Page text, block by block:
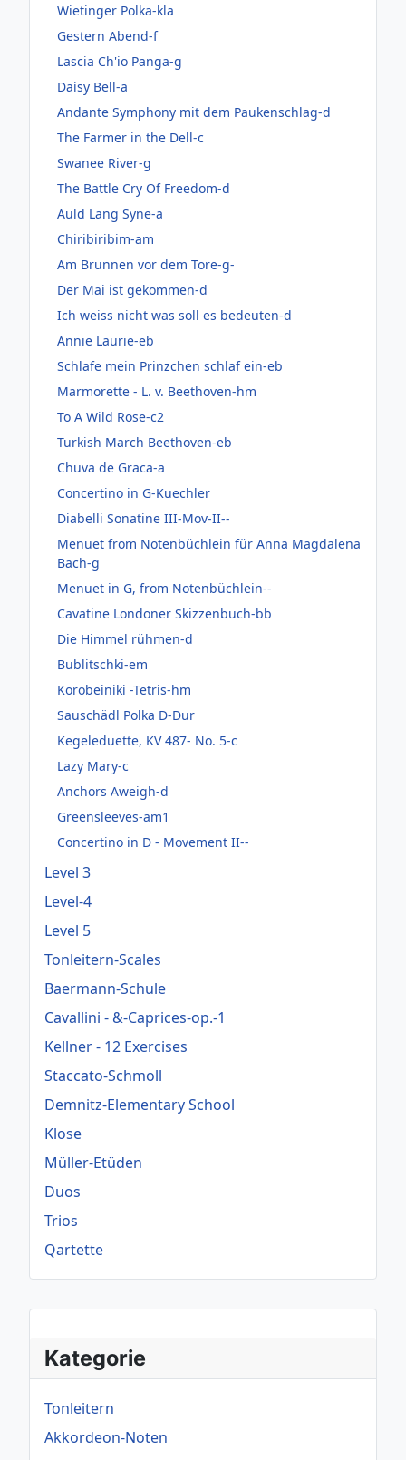
Kategorie
Tonleitern
Akkordeon-Noten
Wietinger Polka-kla
Gestern Abend-f
Lascia Ch'io Panga-g
Daisy Bell-a
Andante Symphony mit dem Paukenschlag-d
The Farmer in the Dell-c
Swanee River-g
The Battle Cry Of Freedom-d
Auld Lang Syne-a
Chiribiribim-am
Am Brunnen vor dem Tore-g-
Der Mai ist gekommen-d
Ich weiss nicht was soll es bedeuten-d
Annie Laurie-eb
Schlafe mein Prinzchen schlaf ein-eb
Marmorette - L. v. Beethoven-hm
To A Wild Rose-c2
Turkish March Beethoven-eb
Chuva de Graca-a
Concertino in G-Kuechler
Diabelli Sonatine III-Mov-II--
Menuet from Notenbüchlein für Anna Magdalena
Bach-g
Menuet in G, from Notenbüchlein--
Cavatine Londoner Skizzenbuch-bb
Die Himmel rühmen-d
Bublitschki-em
Korobeiniki -Tetris-hm
Sauschädl Polka D-Dur
Kegeleduette, KV 487- No. 5-c
Lazy Mary-c
Anchors Aweigh-d
Greensleeves-am1
Concertino in D - Movement II--
Level 3
Level-4
Level 5
Tonleitern-Scales
Baermann-Schule
Cavallini - &-Caprices-op.-1
Kellner - 12 Exercises
Staccato-Schmoll
Demnitz-Elementary School
Klose
Müller-Etüden
Duos
Trios
Qartette